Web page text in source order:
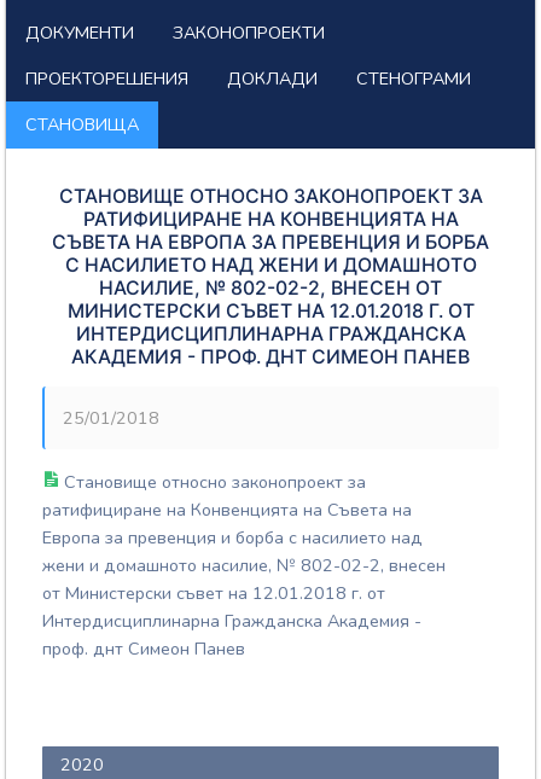
ДОКУМЕНТИ
ЗАКОНОПРОЕКТИ
ПРОЕКТОРЕШЕНИЯ
ДОКЛАДИ
СТЕНОГРАМИ
СТАНОВИЩА
СТАНОВИЩЕ ОТНОСНО ЗАКОНОПРОЕКТ ЗА
РАТИФИЦИРАНЕ НА КОНВЕНЦИЯТА НА
СЪВЕТА НА ЕВРОПА ЗА ПРЕВЕНЦИЯ И БОРБА
С НАСИЛИЕТО НАД ЖЕНИ И ДОМАШНОТО
НАСИЛИЕ, № 802-02-2, ВНЕСЕН ОТ
МИНИСТЕРСКИ СЪВЕТ НА 12.01.2018 Г. ОТ
ИНТЕРДИСЦИПЛИНАРНА ГРАЖДАНСКА
АКАДЕМИЯ - ПРОФ. ДНТ СИМЕОН ПАНЕВ
25/01/2018
Становище относно законопроект за
ратифициране на Конвенцията на Съвета на
Европа за превенция и борба с насилието над
жени и домашното насилие, № 802-02-2, внесен
от Министерски съвет на 12.01.2018 г. от
Интердисциплинарна Гражданска Академия -
проф. днт Симеон Панев
2020